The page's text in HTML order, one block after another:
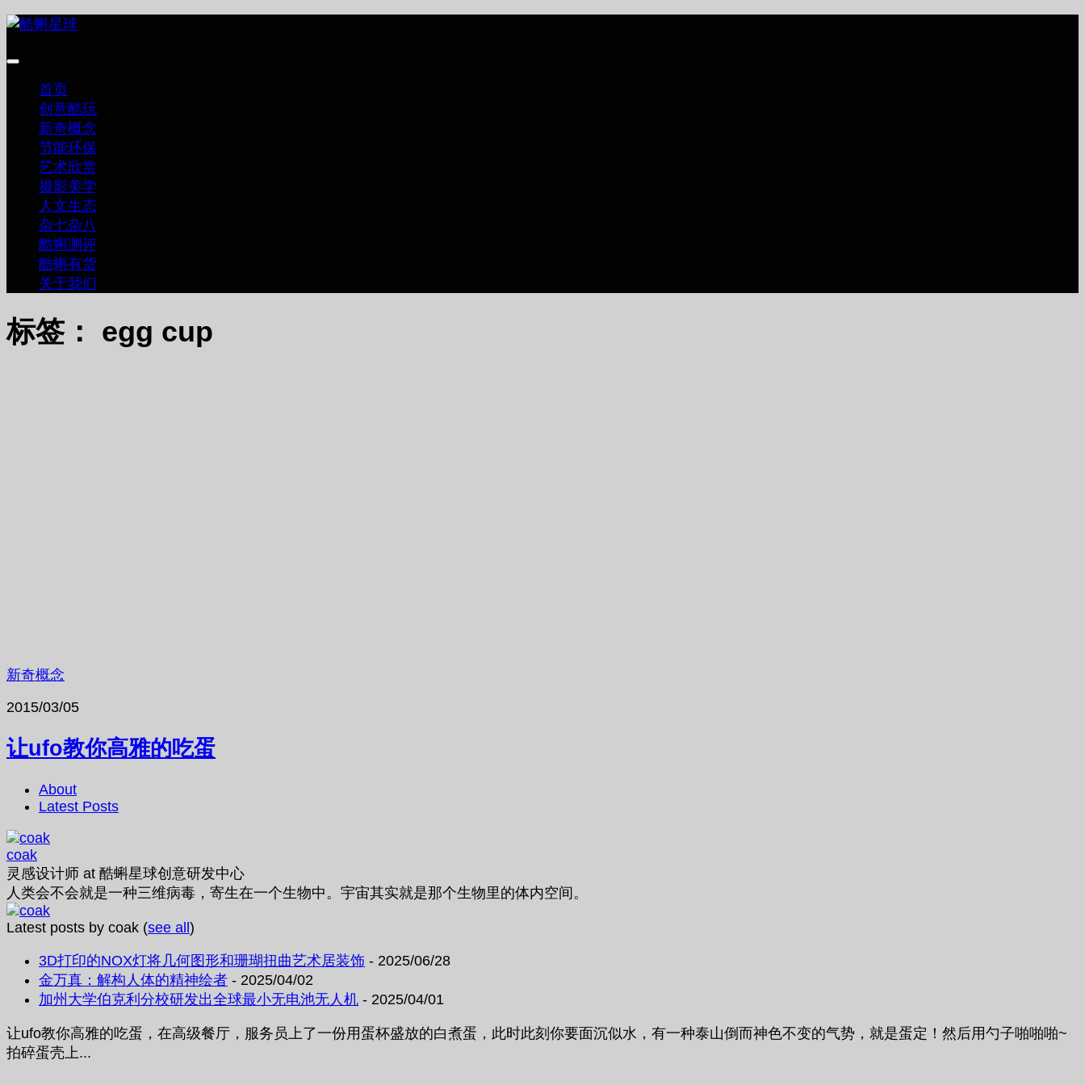
跳
内
首页
创意酷玩
新奇概念
节能环保
艺术欣赏
摄影美学
人文生态
杂七杂八
酷蝌测评
酷蝌有货
关于我们
标签： egg cup
新奇概念
2015/03/05
让ufo教你高雅的吃蛋
About
Latest Posts
coak
灵感设计师 at 酷蝌星球创意研发中心
人类会不会就是一种三维病毒，寄生在一个生物中。宇宙其实就是那个生物里的体内空间。
Latest posts by coak (see all)
3D打印的NOX灯将几何图形和珊瑚扭曲艺术居装饰 - 2025/06/28
金万真：解构人体的精神绘者 - 2025/04/02
加州大学伯克利分校研发出全球最小无电池无人机 - 2025/04/01
让ufo教你高雅的吃蛋，在高级餐厅，服务员上了一份用蛋杯盛放的白煮蛋，此时此刻你要面沉似水，有一种泰山倒而神色不变的气势，就是蛋定！然后用勺子啪啪啪~
拍碎蛋壳上...